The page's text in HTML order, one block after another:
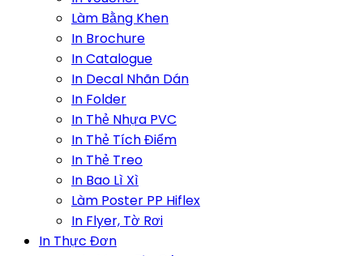
Làm Bằng Khen
In Brochure
In Catalogue
In Decal Nhãn Dán
In Folder
In Thẻ Nhựa PVC
In Thẻ Tích Điểm
In Thẻ Treo
In Bao Lì Xì
Làm Poster PP Hiflex
In Flyer, Tờ Rơi
In Thực Đơn